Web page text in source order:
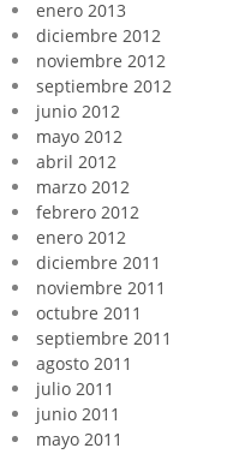
enero 2013
diciembre 2012
noviembre 2012
septiembre 2012
junio 2012
mayo 2012
abril 2012
marzo 2012
febrero 2012
enero 2012
diciembre 2011
noviembre 2011
octubre 2011
septiembre 2011
agosto 2011
julio 2011
junio 2011
mayo 2011